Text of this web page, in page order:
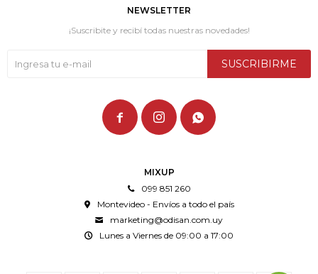
MIXUP
099 851 260
Montevideo - Envíos a todo el país
marketing@odisan.com.uy
Lunes a Viernes de 09:00 a 17:00
NEWSLETTER
¡Suscribite y recibí todas nuestras novedades!
SUSCRIBIRME
  